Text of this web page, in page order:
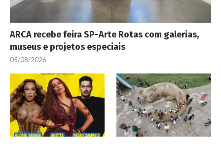
ARCA recebe feira SP-Arte Rotas com galerias,
museus e projetos especiais
05/08/2026